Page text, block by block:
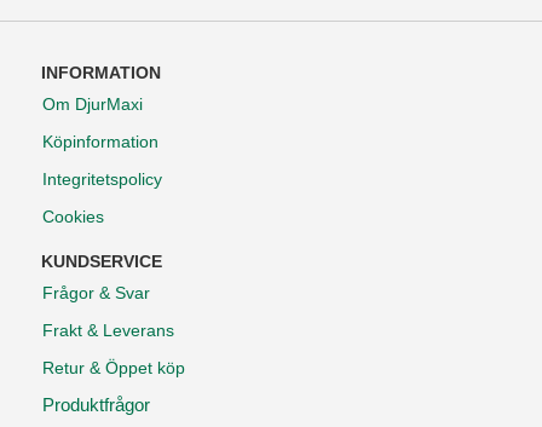
INFORMATION
Om DjurMaxi
Köpinformation
Integritetspolicy
Cookies
KUNDSERVICE
Frågor & Svar
Frakt & Leverans
Retur & Öppet köp
Produktfrågor